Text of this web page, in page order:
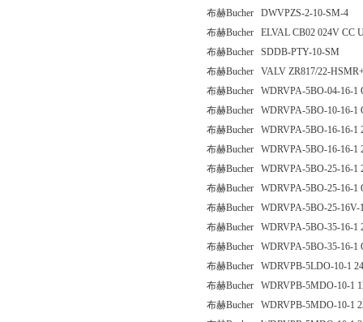
布赫Bucher DWVPZS-2-10-SM-4
布赫Bucher ELVAL CB02 024V CC
布赫Bucher SDDB-PTY-10-SM
布赫Bucher VALV ZR817/22-
布赫Bucher WDRVPA-5BO-04-16-1
布赫Bucher WDRVPA-5BO-10-16-1
布赫Bucher WDRVPA-5BO-16-16-1
布赫Bucher WDRVPA-5BO-16-16-1
布赫Bucher WDRVPA-5BO-25-16-1
布赫Bucher WDRVPA-5BO-25-16-1
布赫Bucher WDRVPA-5BO-25-16V-
布赫Bucher WDRVPA-5BO-35-16-1
布赫Bucher WDRVPA-5BO-35-16-1
布赫Bucher WDRVPB-5LDO-10-1
布赫Bucher WDRVPB-5MDO-10-1
布赫Bucher WDRVPB-5MDO-10-1